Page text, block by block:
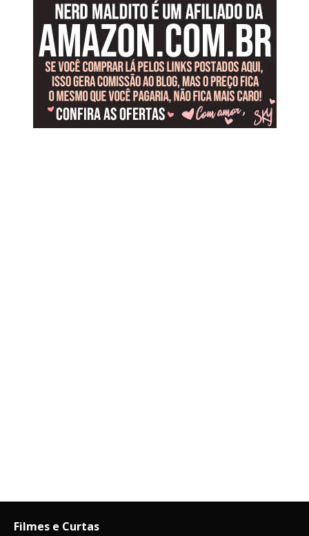
Filmes e Curtas